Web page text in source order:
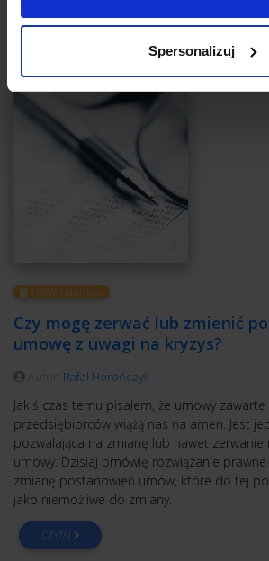
Spersonalizuj
PRAWO BIZNESU
Czy mogę zerwać lub zmienić
umowę z uwagi na kryzys?
Rafał Horończyk
Jakiś czas temu pisałem, że umowy
przedsiębiorców wiążą nas na amen. Jest
pozwalająca na zmianę lub nawet zerwanie
umowy. Dzisiaj omówię rozwiązanie
zmianę postanowień umów, które do tej
jako niemożliwe do zmiany.
CZYTAJ